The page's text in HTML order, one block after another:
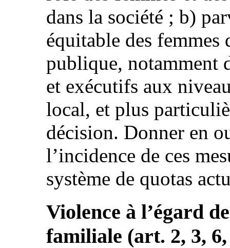
dans la société ; b)
équitable des
publique, notamment
et exécutifs aux
local, et plus
décision. Donner en
l’incidence de ces
système de quotas
Violence à l’égard
familiale (art. 2, 3, 6,